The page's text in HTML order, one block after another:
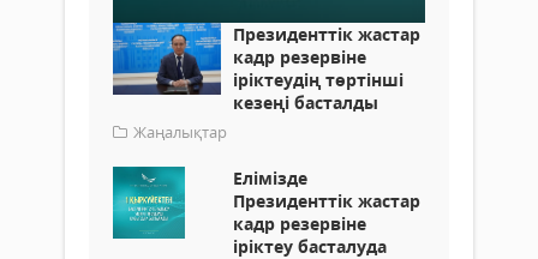
Президенттік жастар
кадр резервіне
іріктеудің төртінші
кезеңі басталды
Жаңалықтар
Елімізде
Президенттік жастар
кадр резервіне
іріктеу басталуда